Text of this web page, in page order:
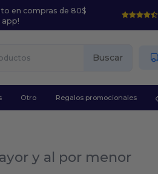
en compras de 80$
app!
Buscar
Otro Regalos promocionales
y al por menor